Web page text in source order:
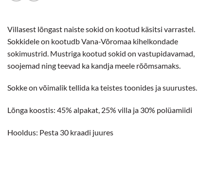
Villasest lõngast naiste sokid on kootud käsitsi varrastel.
Sokkidele on kootudb Vana-Võromaa kihelkondade
sokimustrid. Mustriga kootud sokid on vastupidavamad,
soojemad ning teevad ka kandja meele rõõmsamaks.
Sokke on võimalik tellida ka teistes toonides ja suurustes.
Lõnga koostis: 45% alpakat, 25% villa ja 30% polüamiidi
Hooldus: Pesta 30 kraadi juures